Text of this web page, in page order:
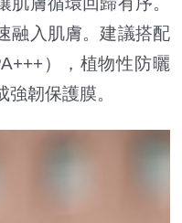
融入肌膚。建議搭配
），植物性防曬
韌保護膜。